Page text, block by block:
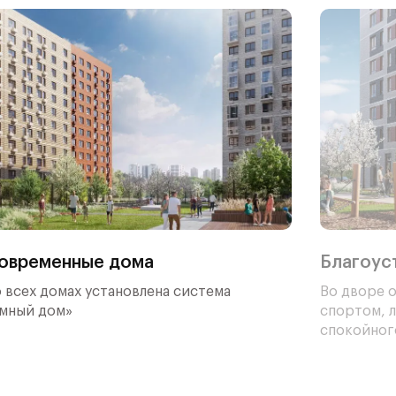
к
дома
всех домах установлена система
дом»
Во дворе
спортом,